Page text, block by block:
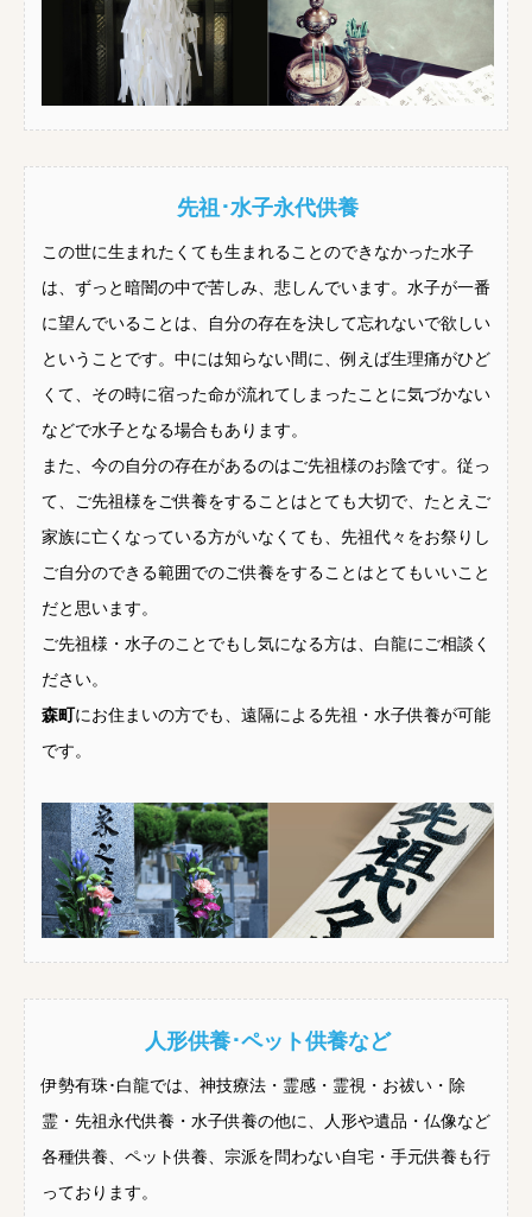
先祖･水子永代供養
この世に生まれたくても生まれることのできなかった水子
は、ずっと暗闇の中で苦しみ、悲しんでいます。水子が一番
に望んでいることは、自分の存在を決して忘れないで欲しい
ということです。中には知らない間に、例えば生理痛がひど
くて、その時に宿った命が流れてしまったことに気づかない
などで水子となる場合もあります。
また、今の自分の存在があるのはご先祖様のお陰です。従っ
て、ご先祖様をご供養をすることはとても大切で、たとえご
家族に亡くなっている方がいなくても、先祖代々をお祭りし
ご自分のできる範囲でのご供養をすることはとてもいいこと
だと思います。
ご先祖様・水子のことでもし気になる方は、白龍にご相談く
ださい。
森町 にお住まいの方でも、遠隔による先祖・水子供養が可能
です。
人形供養･ペット供養など
伊勢有珠･白龍では、神技療法・霊感・霊視・お祓い・除
霊・先祖永代供養・水子供養の他に、人形や遺品・仏像など
各種供養、ペット供養、宗派を問わない自宅・手元供養も行
っております。